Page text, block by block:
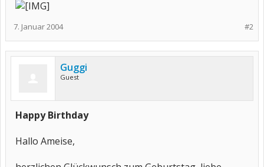
#2
7. Januar 2004
Guggi
Guest
Happy Birthday
Hallo Ameise,